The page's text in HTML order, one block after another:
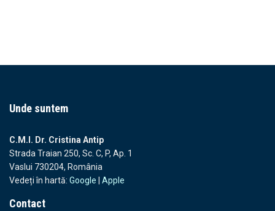
Unde suntem
C.M.I. Dr. Cristina Antip
Strada Traian 250, Sc. C, P, Ap. 1
Vaslui 730204, România
Vedeți în hartă: Google Apple
Contact